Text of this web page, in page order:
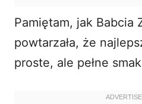
Pamiętam, jak Babcia
powtarzała, że
proste, ale pełne